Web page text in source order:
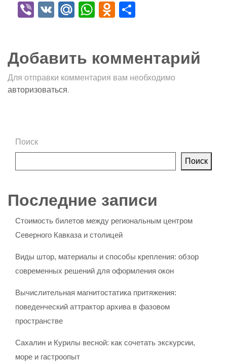
Viber
VK Mail.Ru
WhatsApp
Odnoklassniki
Добавить комментарий
Для отправки комментария вам необходимо
авторизоваться.
Поиск
Поиск
Последние записи
Стоимость билетов между региональным центром
Северного Кавказа и столицей
Виды штор, материалы и способы крепления: обзор
современных решений для оформления окон
Вычислительная магнитостатика притяжения:
поведенческий аттрактор архива в фазовом
пространстве
Сахалин и Курилы весной: как сочетать экскурсии,
море и гастроопыт